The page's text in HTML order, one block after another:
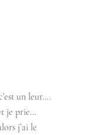
un leur….
je prie…
j’ai le